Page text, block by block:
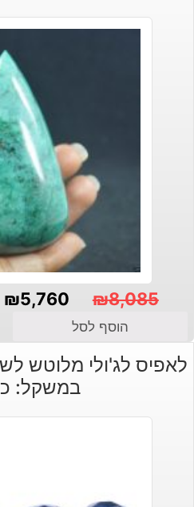
₪8,085
המקורי
היה:
₪5,760
הנוכחי
הוא:
הוסף לסל
במשקל: כ 2 קרט